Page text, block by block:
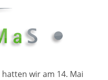
hatten wir am 14. Mai